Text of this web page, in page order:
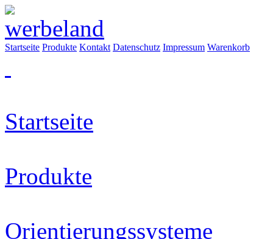
Startseite Produkte Kontakt Datenschutz Impressum Warenkorb
Startseite
Produkte
Orientierungssysteme